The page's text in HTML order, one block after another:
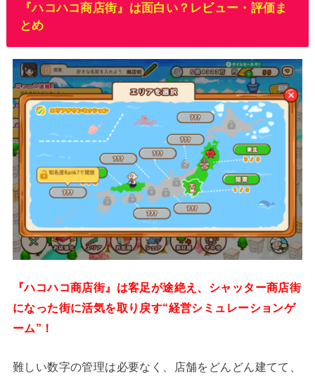
『ハコハコ商店街』は面白い？レビュー・評価ま
とめ
『ハコハコ商店街』は客足が途絶え、シャッター商店街
になった街に活気を取り戻す“経営シミュレーションゲ
ーム”！
難しい数字の管理は必要なく、店舗をどんどん建てて、